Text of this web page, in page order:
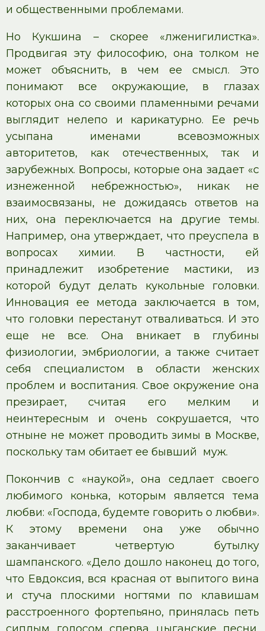
и общественными проблемами.
Но Кукшина – скорее «лженигилистка».
Продвигая эту философию, она толком не
может объяснить, в чем ее смысл. Это
понимают все окружающие, в глазах
которых она со своими пламенными речами
выглядит нелепо и карикатурно. Ее речь
усыпана именами всевозможных
авторитетов, как отечественных, так и
зарубежных. Вопросы, которые она задает «с
изнеженной небрежностью», никак не
взаимосвязаны, не дожидаясь ответов на
них, она переключается на другие темы.
Например, она утверждает, что преуспела в
вопросах химии. В частности, ей
принадлежит изобретение мастики, из
которой будут делать кукольные головки.
Инновация ее метода заключается в том,
что головки перестанут отваливаться. И это
еще не все. Она вникает в глубины
физиологии, эмбриологии, а также считает
себя специалистом в области женских
проблем и воспитания. Свое окружение она
презирает, считая его мелким и
неинтересным и очень сокрушается, что
отныне не может проводить зимы в Москве,
поскольку там обитает ее бывший муж.
Покончив с «наукой», она седлает своего
любимого конька, которым является тема
любви: «Господа, будемте говорить о любви».
К этому времени она уже обычно
заканчивает четвертую бутылку
шампанского. «Дело дошло наконец до того,
что Евдоксия, вся красная от выпитого вина
и стуча плоскими ногтями по клавишам
расстроенного фортепьяно, принялась петь